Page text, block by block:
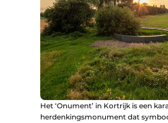
Veiligheid & Opleiding
Zonwering
Het ‘Onument’ in Kortrijk is een
herdenkingsmonument dat